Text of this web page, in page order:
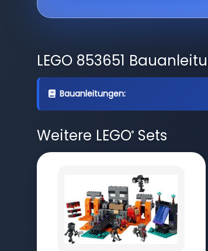
LEGO 853651
Bauanleitungen:
Weitere LEGO®Sets